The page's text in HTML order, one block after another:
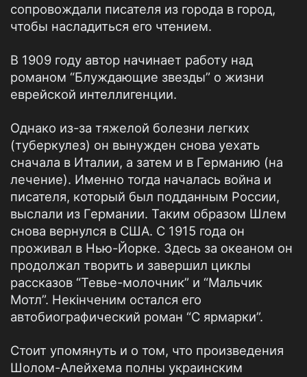
сопровождали писателя из города в город,
чтобы насладиться его чтением.
В 1909 году автор начинает работу над
романом “Блуждающие звезды” о жизни
еврейской интеллигенции.
Однако из-за тяжелой болезни легких
(туберкулез) он вынужден снова уехать
сначала в Италии, а затем и в Германию (на
лечение). Именно тогда началась война и
писателя, который был подданным России,
выслали из Германии. Таким образом Шлем
снова вернулся в США. С 1915 года он
проживал в Нью-Йорке. Здесь за океаном он
продолжал творить и завершил циклы
рассказов “Тевье-молочник” и “Мальчик
Мотл”. Некінченим остался его
автобиографический роман “С ярмарки”.
Стоит упомянуть и о том, что произведения
Шолом-Алейхема полны украинским